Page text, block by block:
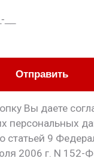
Отправить
Вы даете
персональных
статьей 9
2006 г. N 152-